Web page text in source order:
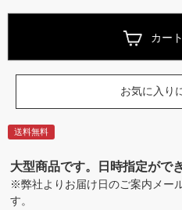
カー
お気に入り
送料無料
大型商品です。日時指定がで
※弊社よりお届け日のご案内メー
す。